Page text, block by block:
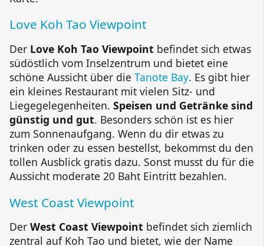
Love Koh Tao Viewpoint
Der Love Koh Tao Viewpoint befindet sich etwas
südöstlich vom Inselzentrum und bietet eine
schöne Aussicht über die Tanote Bay. Es gibt hier
ein kleines Restaurant mit vielen Sitz- und
Liegegelegenheiten. Speisen und Getränke sind
günstig und gut. Besonders schön ist es hier
zum Sonnenaufgang. Wenn du dir etwas zu
trinken oder zu essen bestellst, bekommst du den
tollen Ausblick gratis dazu. Sonst musst du für die
Aussicht moderate 20 Baht Eintritt bezahlen.
West Coast Viewpoint
Der West Coast Viewpoint befindet sich ziemlich
zentral auf Koh Tao und bietet, wie der Name